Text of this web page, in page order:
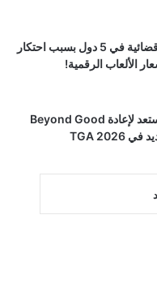
سوني تواجه دعاوى قضائية في 5 دول بسبب احتكار
الألعاب الرقمية!
إشاعة: يوبيسوفت تستعد لإعادة Beyond Good